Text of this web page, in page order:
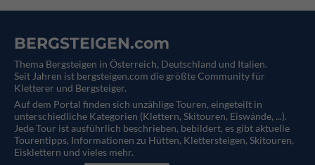
BERGSTEIGEN.com
Thema Bergsteigen in Österreich, Deutschland und Italien.
Seit Jahren ist bergsteigen.com die größte Community für
Kletterer und Bergsteiger.
Auf dem Portal finden sich unzählige Touren, eingeteilt in
unterschiedliche Kategorien (Klettern, Skitouren, Eiswände, ...).
Jede Tour ist ausführlich beschrieben, bebildert, es gibt aktuelle
Tourentipps, Informationen zu Hütten, Klettersteigen, Skitouren,
Eisklettern und vieles mehr.